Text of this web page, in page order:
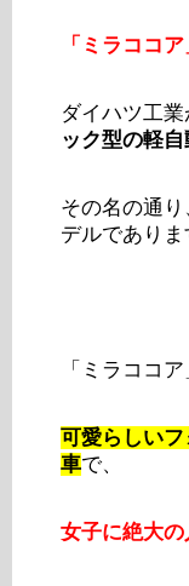
「ミラココア
ダイハツ工
ック型の軽
その名の通
デルでありま
「ミラココ
可愛らしい
車で、
女子に絶大の